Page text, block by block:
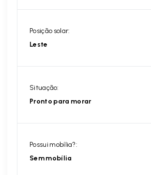
Posição solar:
Leste
Situação:
Pronto para morar
Possui mobília?:
Sem mobília